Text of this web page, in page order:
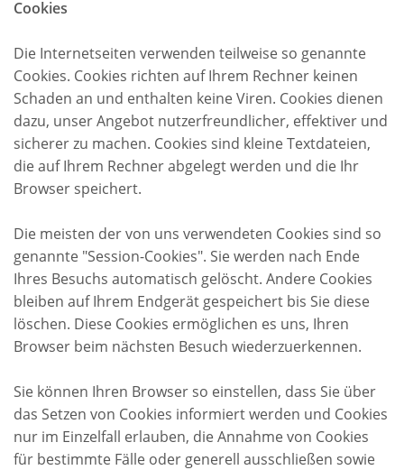
Cookies
Die Internetseiten verwenden teilweise so genannte
Cookies. Cookies richten auf Ihrem Rechner keinen
Schaden an und enthalten keine Viren. Cookies dienen
dazu, unser Angebot nutzerfreundlicher, effektiver und
sicherer zu machen. Cookies sind kleine Textdateien,
die auf Ihrem Rechner abgelegt werden und die Ihr
Browser speichert.
Die meisten der von uns verwendeten Cookies sind so
genannte "Session-Cookies". Sie werden nach Ende
Ihres Besuchs automatisch gelöscht. Andere Cookies
bleiben auf Ihrem Endgerät gespeichert bis Sie diese
löschen. Diese Cookies ermöglichen es uns, Ihren
Browser beim nächsten Besuch wiederzuerkennen.
Sie können Ihren Browser so einstellen, dass Sie über
das Setzen von Cookies informiert werden und Cookies
nur im Einzelfall erlauben, die Annahme von Cookies
für bestimmte Fälle oder generell ausschließen sowie